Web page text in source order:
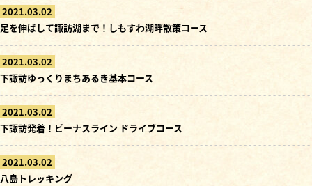
2021.03.02
足を伸ばして諏訪湖まで！しもすわ湖畔散策コース
2021.03.02
下諏訪ゆっくりまちあるき基本コース
2021.03.02
下諏訪発着！ビーナスライン ドライブコース
2021.03.02
八島トレッキング